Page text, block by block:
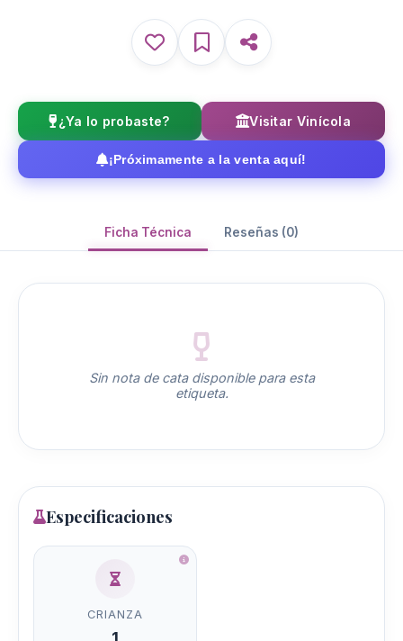
¿Ya lo probaste? Visitar Vinícola
¡Próximamente a la venta aquí!
Ficha Técnica Reseñas (0)
Sin nota de cata disponible para esta
etiqueta.
Especificaciones
CRIANZA